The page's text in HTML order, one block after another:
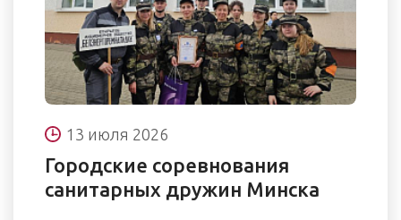
13 июля 2026
Городские соревнования
санитарных дружин Минска